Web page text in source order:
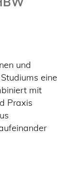
und
eine
mit
Praxis